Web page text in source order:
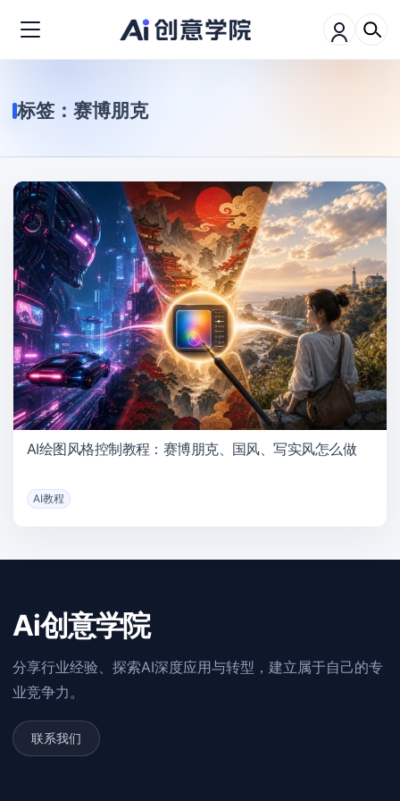
标签： 赛博朋克
AI绘图风格控制教程：赛博朋克、国风、写实风怎么做
AI教程
Ai创意学院
分享行业经验、探索AI深度应用与转型，建立属于自己的专
业竞争力。
联系我们